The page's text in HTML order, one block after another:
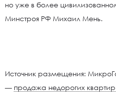
но уже в более
Минстроя РФ Михаил Мень.
Источник размещения:
— продажа недорогих